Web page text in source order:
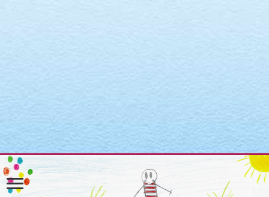
: Attempt to read property "post_type" on null in
/home/clients/3a3c8cae3088c621098b274e6da68c7c/sites/
includes/link-template.php
on line 4190